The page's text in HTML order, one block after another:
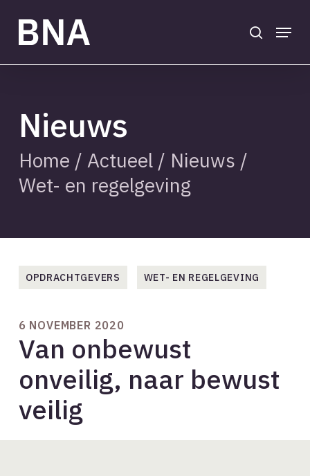
main
Menu
Nieuws
Home / Actueel/ Nieuws /
Wet- en regelgeving
OPDRACHTGEVERS WET- EN REGELGEVING
6 NOVEMBER 2020
Van onbewust
onveilig, naar bewust
veilig
Close